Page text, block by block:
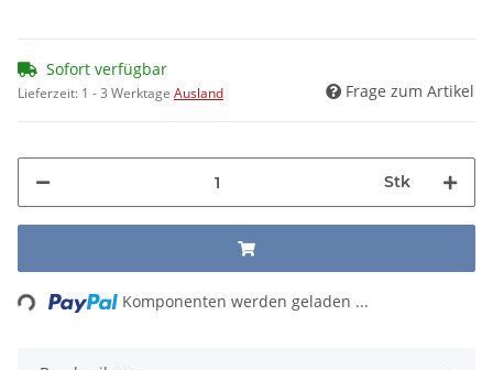
Sofort verfügbar
Lieferzeit: 1 - 3 Werktage Ausland Frage zum Artikel
Stk
Komponenten werden geladen ...